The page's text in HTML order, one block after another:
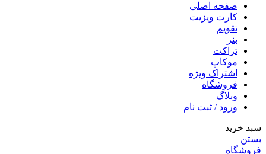
صفحه اصلی
کارت ویزیت
تقویم
بنر
تراکت
موکاپ
اشتراک ویژه
فروشگاه
وبلاگ
ورود / ثبت نام
سبد خرید
بستن
فروشگاه